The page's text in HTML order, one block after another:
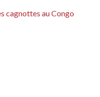
cagnottes au Congo